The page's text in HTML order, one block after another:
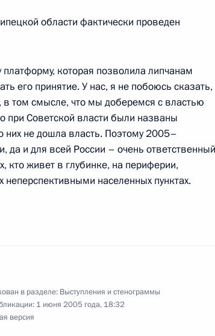
Ростовской области
станица Вёшенская
войсковых
области фактически проведен
которая позволила липчанам
его принятие. У нас, я не побоюсь сказать,
том смысле, что мы доберемся с властью
при Советской власти были названы
них не дошла власть. Поэтому 2005–
да и для всей России – очень ответственный
кто живет в глубинке, на периферии,
населенных пунктах.
в разделе: Выступления и стенограммы
1 июня 2005 года, 18:32
версия